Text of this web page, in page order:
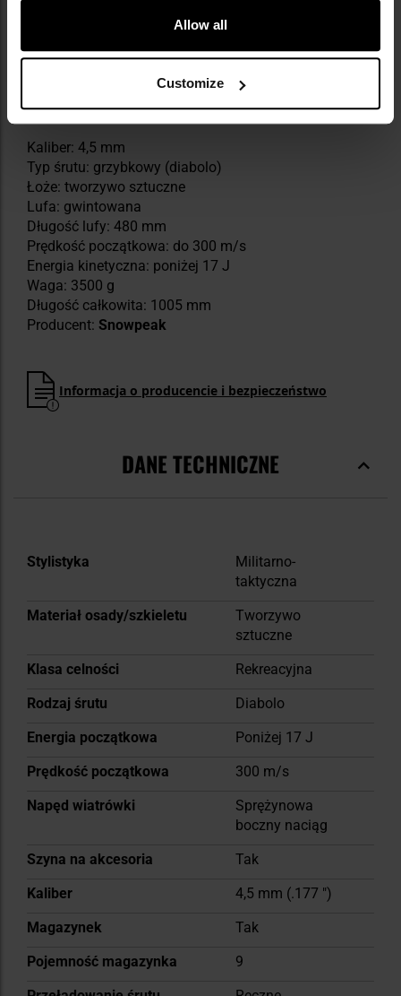
Allow all
Customize
DANE TECHNICZNE
Kaliber: 4,5 mm
Typ śrutu: grzybkowy (diabolo)
Łoże: tworzywo sztuczne
Lufa: gwintowana
Długość lufy: 480 mm
Prędkość początkowa: do 300 m/s
Energia kinetyczna: poniżej 17 J
Waga: 3500 g
Długość całkowita: 1005 mm
Producent: Snowpeak
Informacja o producencie i bezpieczeństwo
DANE TECHNICZNE
Więcej
Stylistyka
Militarno-
taktyczna
Materiał osady/szkieletu
Tworzywo
sztuczne
Klasa celności
Rekreacyjna
Rodzaj śrutu
Diabolo
Energia początkowa
Poniżej 17 J
Prędkość początkowa
300 m/s
Napęd wiatrówki
Sprężynowa
boczny naciąg
Szyna na akcesoria
Tak
Kaliber
4,5 mm (.177 ")
Magazynek
Tak
Pojemność magazynka
9